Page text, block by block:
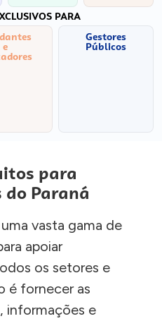
PARA
e
Gestores
Públicos
para
do Paraná
vasta gama de
apoiar
os setores e
é fornecer as
, informações e